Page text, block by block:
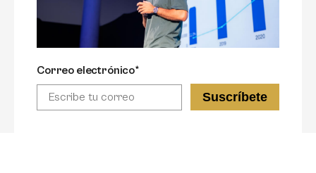
Correo electrónico*